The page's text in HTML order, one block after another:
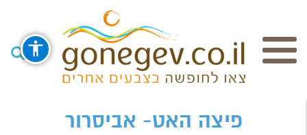
חיפוש
פיצה האט- אביסרור